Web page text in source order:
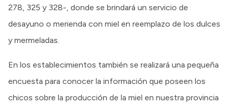
278, 325 y 328-, donde se brindará un servicio de
desayuno o merienda con miel en reemplazo de los dulces
y mermeladas.
En los establecimientos también se realizará una pequeña
encuesta para conocer la información que poseen los
chicos sobre la producción de la miel en nuestra provincia